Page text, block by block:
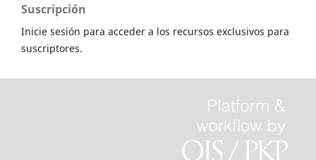
Suscripción
Inicie sesión para acceder a los recursos exclusivos para
suscriptores.